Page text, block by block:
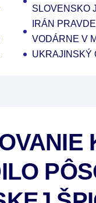
SLOVENSKO
IRÁN
VODÁRNE V
UKRAJINSKÝ